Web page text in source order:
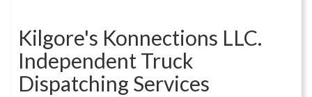
Kilgore's Konnections LLC.
Independent Truck
Dispatching Services